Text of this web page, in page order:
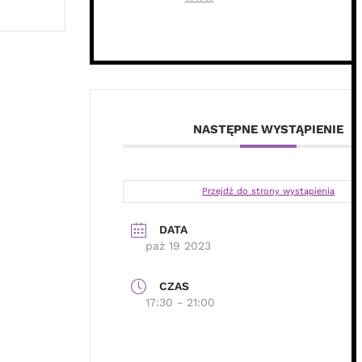
NASTĘPNE WYSTĄPIENIE
Przejdź do strony wystąpienia
DATA
paź 19 2023
CZAS
17:30 - 21:00